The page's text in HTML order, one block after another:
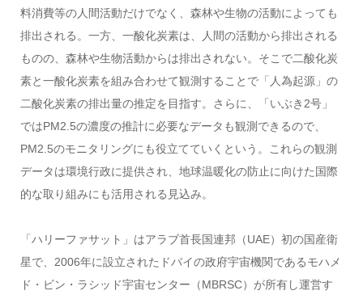
料消費等の人間活動だけでなく、森林や生物の活動によっても
排出される。一方、一酸化炭素は、人間の活動から排出される
ものの、森林や生物活動からは排出されない。そこで二酸化炭
素と一酸化炭素を組み合わせて観測することで「人為起源」の
二酸化炭素の排出量の推定を目指す。さらに、「いぶき2号」
ではPM2.5の濃度の推計に必要なデータも観測できるので、
PM2.5のモニタリングにも役立てていくという。これらの観測
データは環境行政に提供され、地球温暖化の防止に向けた国際
的な取り組みにも活用される見込み。
「ハリーファサット」はアラブ首長国連邦（UAE）初の国産衛
星で、2006年に設立されたドバイの政府宇宙機関であるモハメ
ド・ビン・ラシッド宇宙センター（MBRSC）が所有し運営す